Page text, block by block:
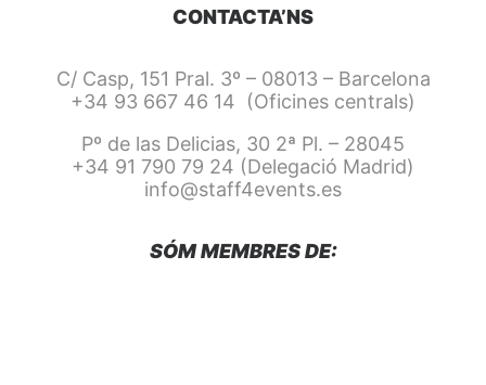
CONTACTA’NS
C/ Casp, 151 Pral. 3º – 08013 – Barcelona
+34 93 667 46 14 (Oficines centrals)
Pº de las Delicias, 30 2ª Pl. – 28045
+34 91 790 79 24 (Delegació Madrid)
info@staff4events.es
SÓM MEMBRES DE: